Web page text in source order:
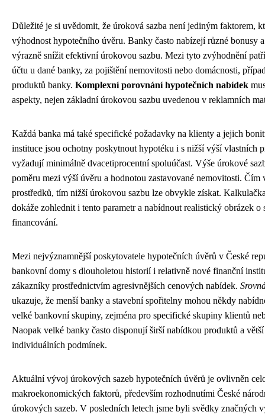
Důležité je si uvědomit, že úroková sazba není jediným faktorem,
výhodnost hypotečního úvěru. Banky často nabízejí různé bonusy
výrazně snížit efektivní úrokovou sazbu. Mezi tyto zvýhodnění
účtu u dané banky, za pojištění nemovitosti nebo domácnosti,
produktů banky. Komplexní porovnání hypotečních nabídek
aspekty, nejen základní úrokovou sazbu uvedenou v reklamních
Každá banka má také specifické požadavky na klienty a jejich
instituce jsou ochotny poskytnout hypotéku i s nižší výší vlastních
vyžadují minimálně dvacetiprocentní spoluúčast. Výše úrokové
poměru mezi výší úvěru a hodnotou zastavované nemovitosti. Čím
prostředků, tím nižší úrokovou sazbu lze obvykle získat.
dokáže zohlednit i tento parametr a nabídnout realistický obrázek o
financování.
Mezi nejvýznamnější poskytovatele hypotečních úvěrů v České
bankovní domy s dlouholetou historií i relativně nové finanční
zákazníky prostřednictvím agresivnějších cenových nabídek.
ukazuje, že menší banky a stavební spořitelny mohou někdy
velké bankovní skupiny, zejména pro specifické skupiny klientů
Naopak velké banky často disponují širší nabídkou produktů a
individuálních podmínek.
Aktuální vývoj úrokových sazeb hypotečních úvěrů je ovlivněn
makroekonomických faktorů, především rozhodnutími České
úrokových sazeb. V posledních letech jsme byli svědky značných